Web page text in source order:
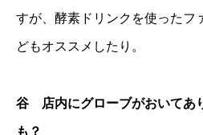
すが、酵素ドリンクを使ったフ
どもオススメしたり。
谷 店内にグローブがおいてあ
も？